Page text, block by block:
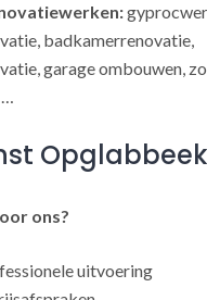
badkamerrenovatie,
garage ombouwen,
…
Opglabbeek
ons?
uitvoering